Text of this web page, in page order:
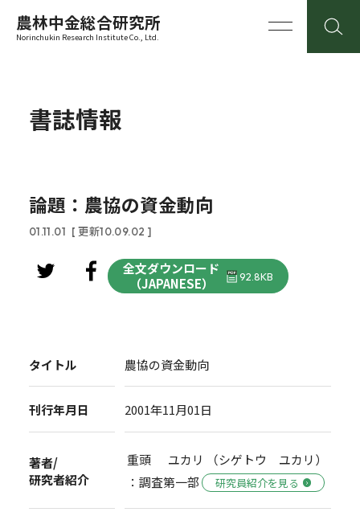
農林中金総合研究所
Norinchukin Research Institute Co., Ltd.
書誌情報
論題：農協の資金動向
01.11.01 [ 更新10.09.02 ]
全文ダウンロード
（JAPANESE）
92.8KB
タイトル 農協の資金動向
刊行年月日 2001年11月01日
著者/
研究者紹介
重頭 ユカリ （シゲトウ ユカリ）
：調査第一部
研究員紹介を見る